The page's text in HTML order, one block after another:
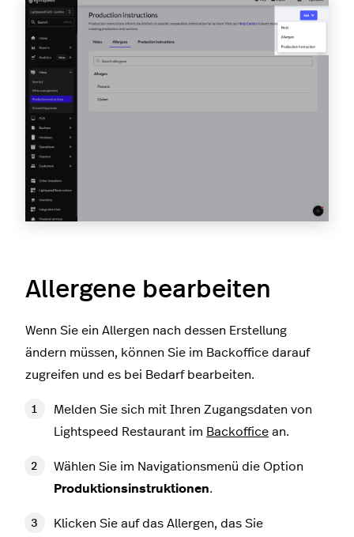
Allergene bearbeiten
Wenn Sie ein Allergen nach dessen Erstellung
ändern müssen, können Sie im Backoffice darauf
zugreifen und es bei Bedarf bearbeiten.
Melden Sie sich mit Ihren Zugangsdaten von
Lightspeed Restaurant im Backoffice an.
Wählen Sie im Navigationsmenü die Option
Produktionsinstruktionen.
Klicken Sie auf das Allergen, das Sie